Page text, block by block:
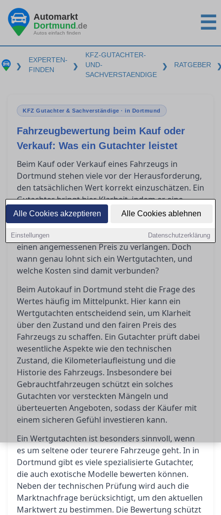
Alle Cookies akzeptieren Alle Cookies ablehnen
Einstellungen Datenschutzerklärung
Automarkt
Dortmund.de
Autos einfach finden ☰
❯
EXPERTEN-
FINDEN
❯
KFZ-GUTACHTER-
UND-
SACHVERSTAENDIGE
❯ RATGEBER
KFZ Gutachter & Sachverständige · in Dortmund
Fahrzeugbewertung beim Kauf oder
Verkauf: Was ein Gutachter leistet
Beim Kauf oder Verkauf eines Fahrzeugs in
Dortmund stehen viele vor der Herausforderung,
den tatsächlichen Wert korrekt einzuschätzen. Ein
Gutachter bringt hier Klarheit, indem er eine
präzise Fahrzeugbewertung vornimmt. Solch ein
Gutachten bewahrt Käufer vor bösen
Überraschungen und gibt Verkäufern Sicherheit,
einen angemessenen Preis zu verlangen. Doch
wann genau lohnt sich ein Wertgutachten, und
welche Kosten sind damit verbunden?
Beim Autokauf in Dortmund steht die Frage des
Wertes häufig im Mittelpunkt. Hier kann ein
Wertgutachten entscheidend sein, um Klarheit
über den Zustand und den fairen Preis des
Fahrzeugs zu schaffen. Ein Gutachter prüft dabei
wesentliche Aspekte wie den technischen
Zustand, die Kilometerlaufleistung und die
Historie des Fahrzeugs. Insbesondere bei
Gebrauchtfahrzeugen schützt ein solches
Gutachten vor versteckten Mängeln und
überteuerten Angeboten, sodass der Käufer mit
einem sicheren Gefühl investieren kann.
Ein Wertgutachten ist besonders sinnvoll, wenn
es um seltene oder teurere Fahrzeuge geht. In in
Dortmund gibt es viele spezialisierte Gutachter,
die auch exotische Modelle bewerten können.
Neben der technischen Prüfung wird auch die
Marktnachfrage berücksichtigt, um den aktuellen
Marktwert zu bestimmen. Die Bewertung schützt